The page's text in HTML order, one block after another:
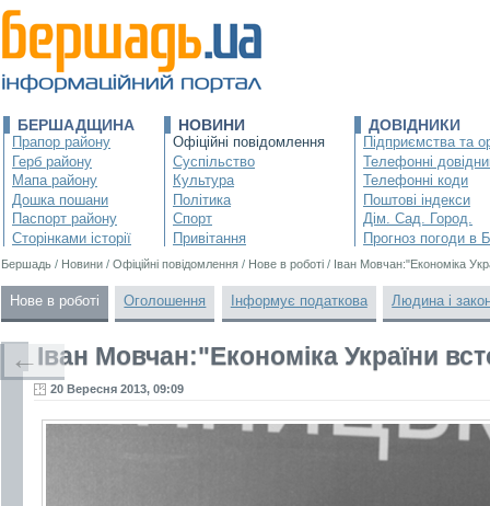
БЕРШАДЩИНА
Прапор району
Герб району
Мапа району
Дошка пошани
Паспорт району
Сторінками історії
НОВИНИ
Офіційні повідомлення
Суспільство
Культура
Політика
Спорт
Привітання
ДОВІДНИКИ
Підприємства та
Телефонні
Телефонні коди
Поштові індекси
Дім. Сад. Город.
Прогноз погоди в
Бершадь / Новини / Офіційні повідомлення / Нове в роботі / Іван Мовчан:"Економіка
Нове в роботі Оголошення Інформує податкова Людина і
Іван Мовчан:"Економіка України
20 Вересня 2013, 09:09
←